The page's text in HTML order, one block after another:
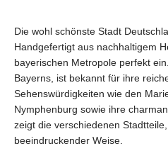
Die wohl schönste Stadt
Handgefertigt aus nachhaltigem
bayerischen Metropole perfekt
Bayerns, ist bekannt für ihre
Sehenswürdigkeiten wie den
Nymphenburg sowie ihre
zeigt die verschiedenen
beeindruckender Weise.